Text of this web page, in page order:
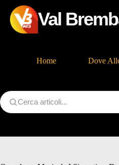
Val
Home Dove